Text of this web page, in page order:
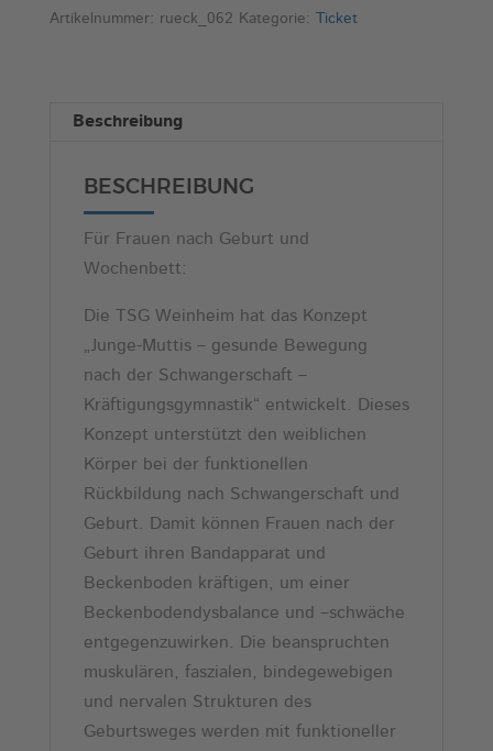
nach
11:00)
Artikelnummer: rueck_062 Kategorie: Ticket
Beschreibung
BESCHREIBUNG
Für Frauen nach Geburt und
Wochenbett:
Die TSG Weinheim hat das Konzept
„Junge-Muttis – gesunde Bewegung
nach der Schwangerschaft –
Kräftigungsgymnastik“ entwickelt. Dieses
Konzept unterstützt den weiblichen
Körper bei der funktionellen
Rückbildung nach Schwangerschaft und
Geburt. Damit können Frauen nach der
Geburt ihren Bandapparat und
Beckenboden kräftigen, um einer
Beckenbodendysbalance und –schwäche
entgegenzuwirken. Die beanspruchten
muskulären, faszialen, bindegewebigen
und nervalen Strukturen des
Geburtsweges werden mit funktioneller